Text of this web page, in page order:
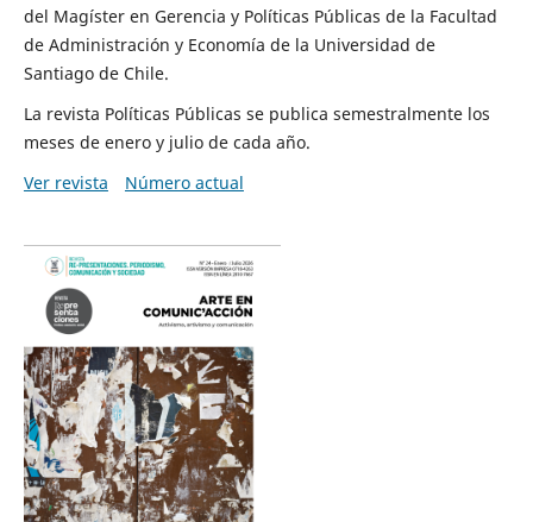
del Magíster en Gerencia y Políticas Públicas de la Facultad
de Administración y Economía de la Universidad de
Santiago de Chile.
La revista Políticas Públicas se publica semestralmente los
meses de enero y julio de cada año.
Ver revista
Número actual